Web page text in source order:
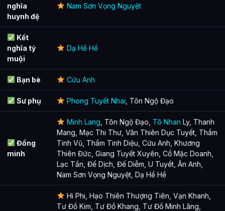
nghĩa
huynh đệ
Nam Sơn Vọng Nguyệt
Kết
nghĩa tỷ
muội
Dạ Hề Hề
Bạn bè Cửu Anh
Sư phụ Phong Tuyết Nhai , Tôn Ngộ Đạo
Đồng
minh
Minh Lang , Tôn Ngộ Đạo, Tô Nhan Ly, Thanh
Mang, Mạc Thi Thư, Vãn Thiên Dục Tuyết, Thẩm
Tinh Vũ, Thẩm Tinh Diệu, Cửu Anh, Khương
Thiên Đức, Giang Tuyết Xuyên, Cổ Mặc Doanh,
Lạc Tần, Đế Dịch, Đế Diễm, U Tuyết, Ân Anh,
Nam Sơn Vọng Nguyệt, Dạ Hề Hề
Hi Phi, Hạo Thiên Thượng Tiên, Vạn Khanh,
Tư Đồ Kim, Tư Đồ Khang, Tư Đồ Minh Lãng,